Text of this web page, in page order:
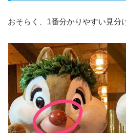
おそらく、1番分かりやすい見分